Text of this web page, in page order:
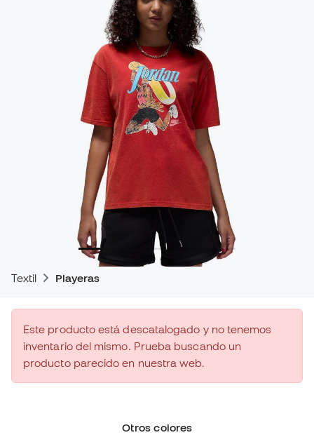
Textil Playeras
Este producto está descatalogado y no tenemos
inventario del mismo. Prueba buscando un
producto parecido en nuestra web.
Otros colores